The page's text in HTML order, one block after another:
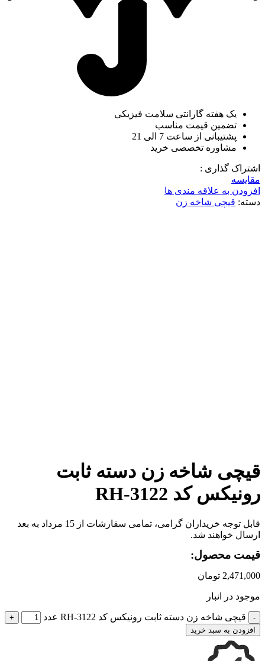
یک هفته گارانتی سلامت فیزیکی
تضمین قیمت مناسب
پشتیبانی از ساعت 7 الی 21
مشاوره تخصصی خرید
اشتراک گذاری :
مقایسه
افزودن به علاقه مندی ها
دسته: قیچی شاخه زن
قیچی شاخه زن دسته ثابت
رونیکس کد RH-3122
قابل توجه خریداران گرامی، تمامی سفارشات از 15 مرداد به بعد
ارسال خواهند شد.
قیمت محصول:
2,471,000 تومان
موجود در انبار
قیچی شاخه زن دسته ثابت رونیکس کد RH-3122 عدد
افزودن به سبد خرید